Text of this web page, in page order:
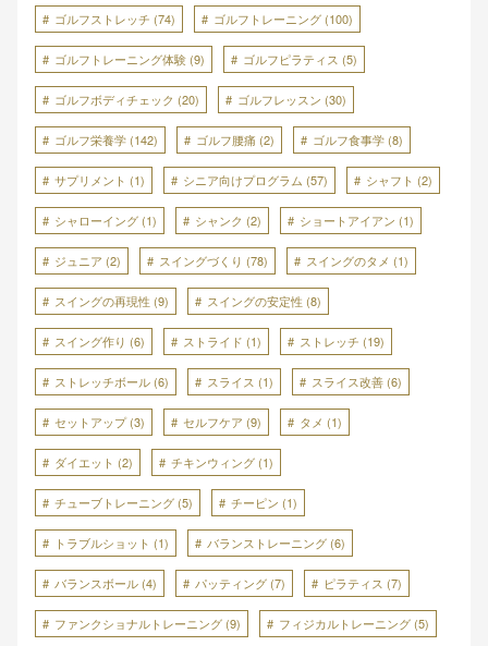
ゴルフストレッチ (74) ゴルフトレーニング (100)
ゴルフトレーニング体験 (9) ゴルフピラティス (5)
ゴルフボディチェック (20) ゴルフレッスン (30)
ゴルフ栄養学 (142) ゴルフ腰痛 (2) ゴルフ食事学 (8)
サプリメント (1) シニア向けプログラム (57) シャフト (2)
シャローイング (1) シャンク (2) ショートアイアン (1)
ジュニア (2) スイングづくり (78) スイングのタメ (1)
スイングの再現性 (9) スイングの安定性 (8)
スイング作り (6) ストライド (1) ストレッチ (19)
ストレッチボール (6) スライス (1) スライス改善 (6)
セットアップ(3) セルフケア (9) タメ (1)
ダイエット (2) チキンウィング (1)
チューブトレーニング (5) チーピン (1)
トラブルショット (1) バランストレーニング (6)
バランスボール (4) パッティング (7) ピラティス (7)
ファンクショナルトレーニング (9) フィジカルトレーニング (5)